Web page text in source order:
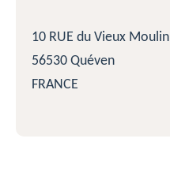
10 RUE du Vieux Moulin
56530 Quéven
FRANCE